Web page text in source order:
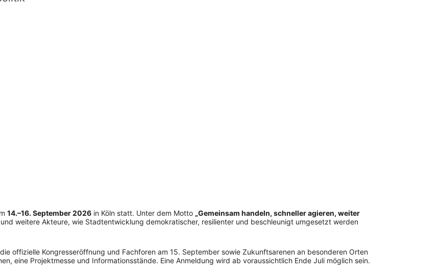
14.–16. September 2026 in Köln statt. Unter dem Motto „Gemeinsam handeln, schneller agieren, weiter
weitere Akteure, wie Stadtentwicklung demokratischer, resilienter und beschleunigt umgesetzt werden
offizielle Kongresseröffnung und Fachforen am 15. September sowie Zukunftsarenen an besonderen Orten
eine Projektmesse und Informationsstände. Eine Anmeldung wird ab voraussichtlich Ende Juli möglich sein.